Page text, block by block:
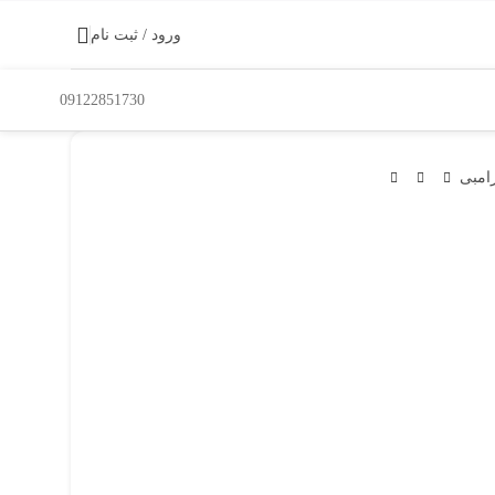
ورود / ثبت نام
09122851730